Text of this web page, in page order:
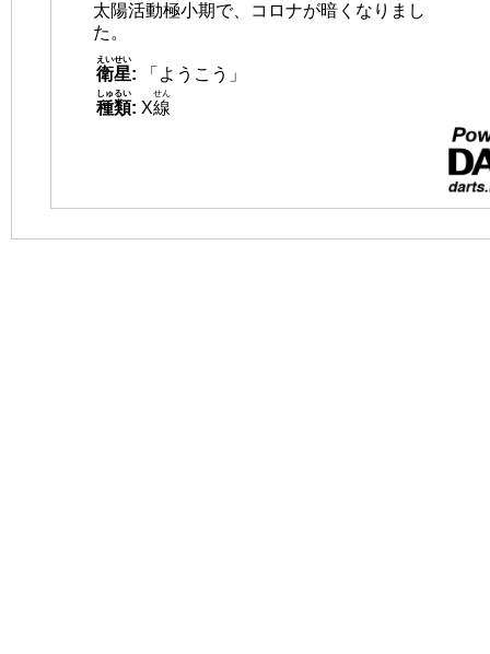
太陽活動極小期で、コロナが暗くなりまし
た。
衛星
えいせい
:
「ようこう」
種類
しゅるい
: X線
せん